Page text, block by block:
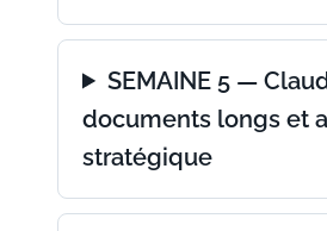
SEMAINE 5 —
documents longs et
stratégique